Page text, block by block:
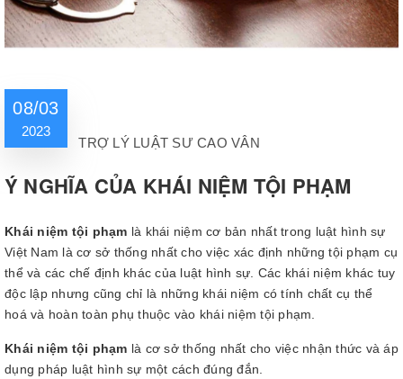
08/03
2023
TRỢ LÝ LUẬT SƯ CAO VÂN
Ý NGHĨA CỦA KHÁI NIỆM TỘI PHẠM
Khái niệm tội phạm là khái niệm cơ bản nhất trong luật hình sự
Việt Nam là cơ sở thống nhất cho việc xác định những tội phạm cụ
thể và các chế định khác của luật hình sự. Các khái niệm khác tuy
độc lập nhưng cũng chỉ là những khái niệm có tính chất cụ thể
hoá và hoàn toàn phụ thuộc vào khái niệm tội phạm.
Khái niệm tội phạm là cơ sở thống nhất cho việc nhận thức và áp
dụng pháp luật hình sự một cách đúng đắn.